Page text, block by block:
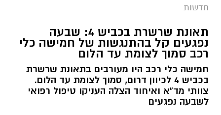
חדשות
תאונת שרשרת בכביש 4: שבעה
נפגעים קל בהתנגשות של חמישה כלי
רכב סמוך לצומת עד הלום
חמישה כלי רכב היו מעורבים בתאונת שרשרת
בכביש 4 לכיוון דרום, סמוך לצומת עד הלום.
צוותי מד”א ואיחוד הצלה העניקו טיפול רפואי
לשבעה נפגעים